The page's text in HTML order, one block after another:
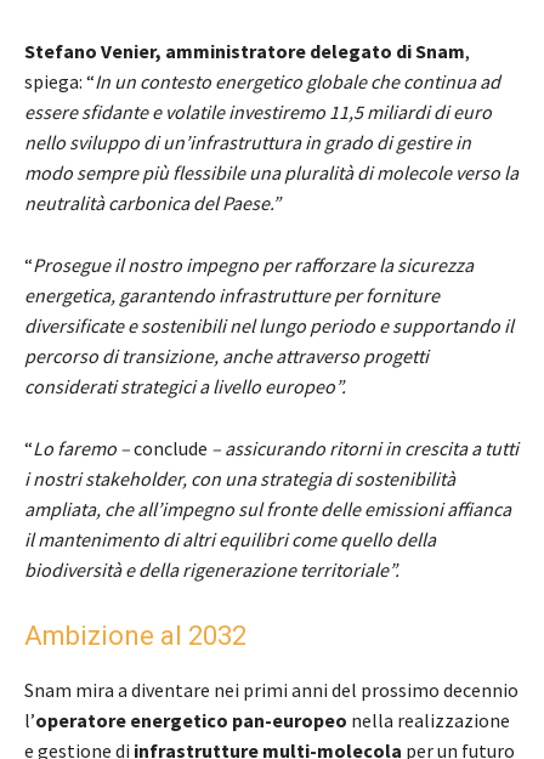
Stefano Venier, amministratore delegato di Snam,
spiega: “In un contesto energetico globale che continua ad
essere sfidante e volatile investiremo 11,5 miliardi di euro
nello sviluppo di un’infrastruttura in grado di gestire in
modo sempre più flessibile una pluralità di molecole verso la
neutralità carbonica del Paese.”
“Prosegue il nostro impegno per rafforzare la sicurezza
energetica, garantendo infrastrutture per forniture
diversificate e sostenibili nel lungo periodo e supportando il
percorso di transizione, anche attraverso progetti
considerati strategici a livello europeo”.
“Lo faremo –conclude – assicurando ritorni in crescita a tutti
i nostri stakeholder, con una strategia di sostenibilità
ampliata, che all’impegno sul fronte delle emissioni affianca
il mantenimento di altri equilibri come quello della
biodiversità e della rigenerazione territoriale”.
Ambizione al 2032
Snam mira a diventare nei primi anni del prossimo decennio
l’operatore energetico pan-europeo nella realizzazione
e gestione di infrastrutture multi-molecola per un futuro